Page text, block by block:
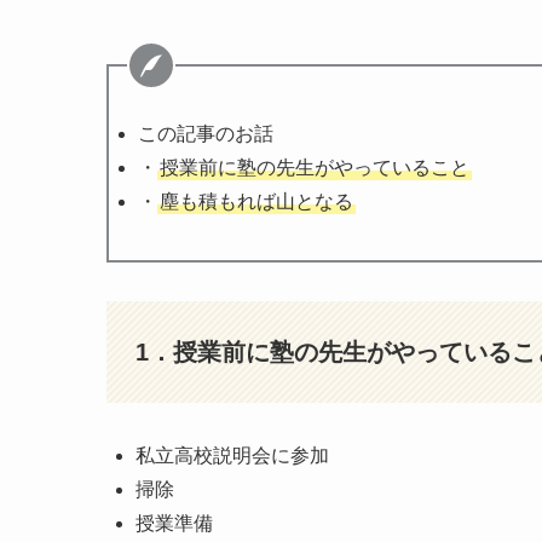
この記事のお話
・ 授業前に塾の先生がやっていること
・ 塵も積もれば山となる
1．授業前に塾の先生がやっているこ
私立高校説明会に参加
掃除
授業準備